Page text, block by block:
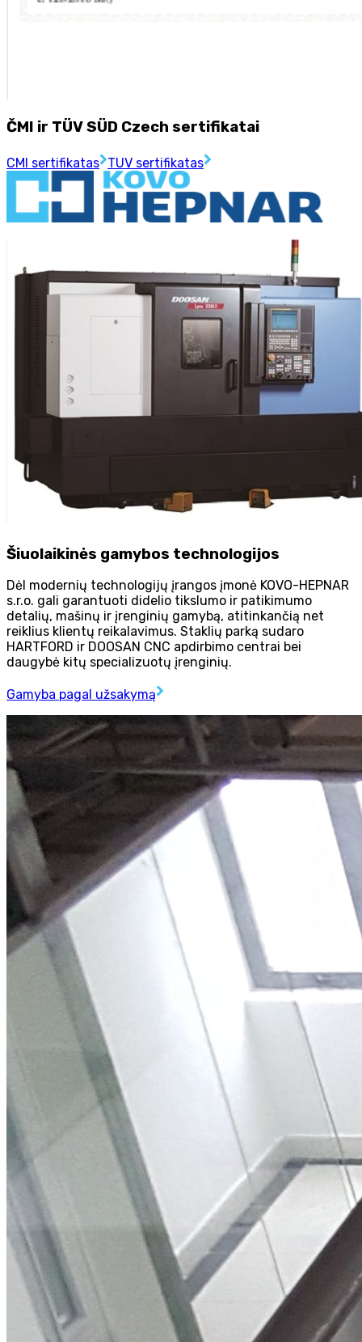
ČMI ir TÜV SÜD Czech sertifikatai
CMI sertifikatas TUV sertifikatas
Šiuolaikinės gamybos technologijos
Dėl modernių technologijų įrangos įmonė KOVO-HEPNAR
s.r.o. gali garantuoti didelio tikslumo ir patikimumo
detalių, mašinų ir įrenginių gamybą, atitinkančią net
reiklius klientų reikalavimus. Staklių parką sudaro
HARTFORD ir DOOSAN CNC apdirbimo centrai bei
daugybė kitų specializuotų įrenginių.
Gamyba pagal užsakymą